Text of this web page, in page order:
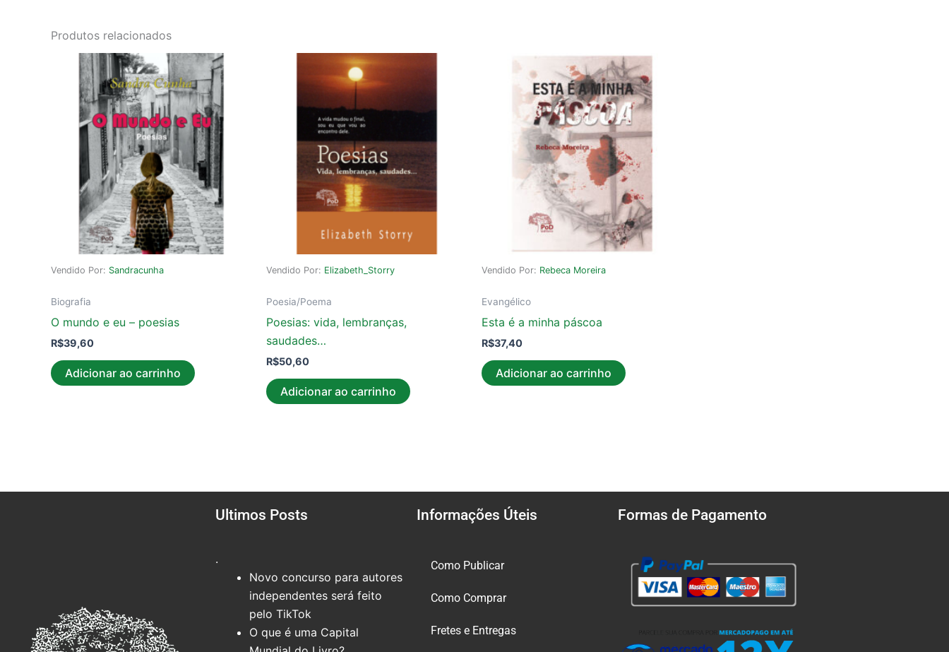
Produtos relacionados
Vendido Por: Sandracunha
Biografia
O mundo e eu – poesias
R$39,60
Adicionar ao carrinho
Vendido Por: Elizabeth_Storry
Poesia/Poema
Poesias: vida, lembranças,
saudades…
R$50,60
Adicionar ao carrinho
Vendido Por: Rebeca Moreira
Evangélico
Esta é a minha páscoa
R$37,40
Adicionar ao carrinho
Ultimos Posts
.
Novo concurso para autores
independentes será feito
pelo TikTok
O que é uma Capital
Informações Úteis
Como Publicar
Como Comprar
Fretes e Entregas
Formas de Pagamento